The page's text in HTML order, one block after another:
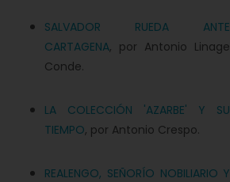
SALVADOR RUEDA ANTE
CARTAGENA, por Antonio Linage
Conde.
LA COLECCIÓN 'AZARBE' Y SU
TIEMPO, por Antonio Crespo.
REALENGO, SEÑORÍO NOBILIARIO Y